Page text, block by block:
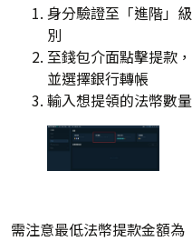
身分驗證至「進階」級
別
至錢包介面點擊提款，
並選擇銀行轉帳
輸入想提領的法幣數量
需注意最低法幣提款金額為